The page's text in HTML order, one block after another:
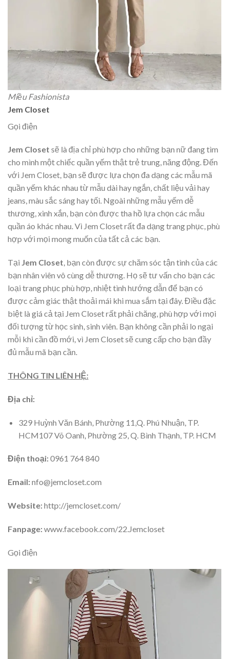
Miều Fashionista
Jem Closet
Gọi điện
Jem Closet sẽ là địa chỉ phù hợp cho những bạn nữ đang tìm
cho mình một chiếc quần yếm thật trẻ trung, năng động. Đến
với Jem Closet, bạn sẽ được lựa chọn đa dạng các mẫu mã
quần yếm khác nhau từ mẫu dài hay ngắn, chất liệu vải hay
jeans, màu sắc sáng hay tối. Ngoài những mẫu yếm dễ
thương, xinh xắn, bạn còn được tha hồ lựa chọn các mẫu
quần áo khác nhau. Vì Jem Closet rất đa dạng trang phục, phù
hợp với mọi mong muốn của tất cả các bạn.
Tại Jem Closet, bạn còn được sự chăm sóc tận tình của các
bạn nhân viên vô cùng dễ thương. Họ sẽ tư vấn cho bạn các
loại trang phục phù hợp, nhiệt tình hướng dẫn để bạn có
được cảm giác thật thoải mái khi mua sắm tại đây. Điều đặc
biệt là giá cả tại Jem Closet rất phải chăng, phù hợp với mọi
đối tượng từ học sinh, sinh viên. Bạn không cần phải lo ngại
mỗi khi cần đồ mới, vì Jem Closet sẽ cung cấp cho bạn đầy
đủ mẫu mã bạn cần.
THÔNG TIN LIÊN HỆ:
Địa chỉ:
329 Huỳnh Văn Bánh, Phường 11,Q. Phú Nhuận, TP.
HCM107 Võ Oanh, Phường 25, Q. Bình Thạnh, TP. HCM
Điện thoại:0961 764 840
Email:nfo@jemcloset.com
Website:http://jemcloset.com/
Fanpage:www.facebook.com/22.Jemcloset
Gọi điện